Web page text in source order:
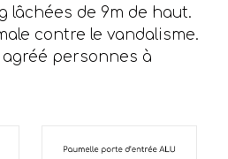
lâchées de 9m de haut.
contre le vandalisme.
agréé personnes à